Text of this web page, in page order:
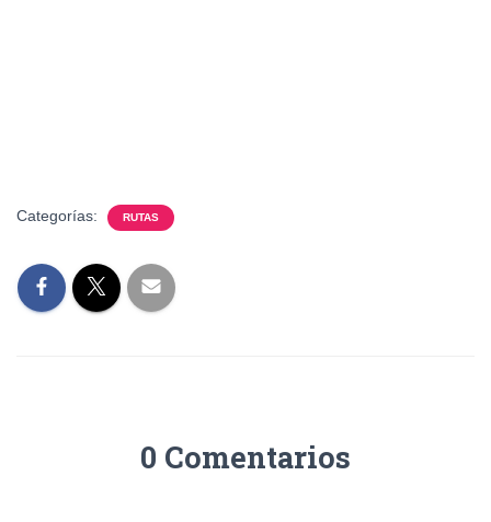
Categorías: RUTAS
0 Comentarios